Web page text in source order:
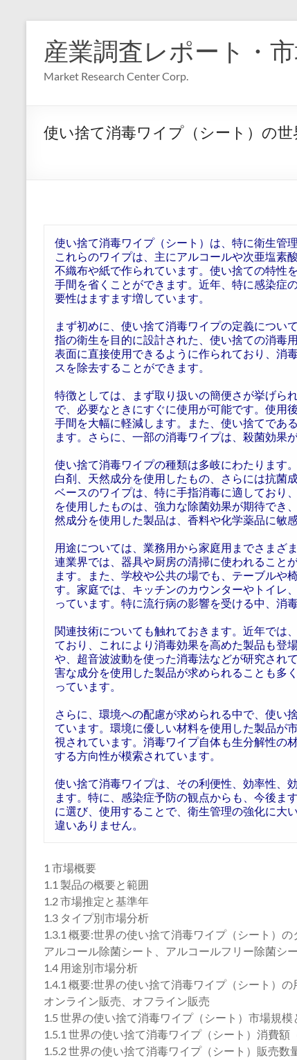
産業調査レポート・
Market Research Center Corp.
使い捨て消毒ワイプ（シート）の
使い捨て消毒ワイプ（シート）は、特に衛生管
これらのワイプは、主にアルコールや次亜塩素
不織布や紙で作られています。使い捨ての特性
手間を省くことができます。近年、特に感染症
要性はますます増しています。
まず初めに、使い捨て消毒ワイプの定義につい
指の衛生を目的に設計された、使い捨ての消毒
表面に直接使用できるように作られており、消
スを除去することができます。
特徴としては、まず取り扱いの簡便さが挙げら
で、必要なときにすぐに使用が可能です。使用
手間を大幅に軽減します。また、使い捨てであ
ます。さらに、一部の消毒ワイプは、殺菌効果
使い捨て消毒ワイプの種類は多岐にわたります
白剤、天然成分を使用したもの、さらには抗菌
ベースのワイプは、特に手指消毒に適しており
を使用したものは、強力な除菌効果が期待でき
然成分を使用した製品は、香料や化学薬品に敏
用途については、業務用から家庭用までさまざ
連業界では、器具や厨房の清掃に使われること
ます。また、学校や公共の場でも、テーブルや
す。家庭では、キッチンのカウンターやトイレ
っています。特に流行病の影響を受ける中、消
関連技術についても触れておきます。近年では
ており、これにより消毒効果を高めた製品も登
や、超音波波動を使った消毒法などが研究され
害な成分を使用した製品が求められることも多
っています。
さらに、環境への配慮が求められる中で、使い
ています。環境に優しい材料を使用した製品が
視されています。消毒ワイプ自体も生分解性の
する方向性が模索されています。
使い捨て消毒ワイプは、その利便性、効率性、
ます。特に、感染症予防の観点からも、今後ま
に選び、使用することで、衛生管理の強化に大
違いありません。
1 市場概要
1.1 製品の概要と範囲
1.2 市場推定と基準年
1.3 タイプ別市場分析
1.3.1 概要:世界の使い捨て消毒ワイプ（シート）
アルコール除菌シート、アルコールフリー除菌シ
1.4 用途別市場分析
1.4.1 概要:世界の使い捨て消毒ワイプ（シート）
オンライン販売、オフライン販売
1.5 世界の使い捨て消毒ワイプ（シート）市場規模
1.5.1 世界の使い捨て消毒ワイプ（シート）消費額
1.5.2 世界の使い捨て消毒ワイプ（シート）販売数